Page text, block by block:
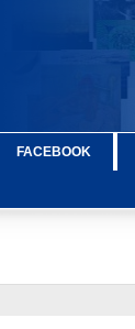
FACEBOOK